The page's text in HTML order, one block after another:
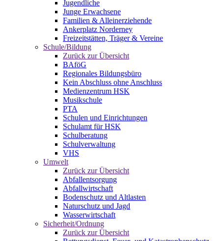
Jugendliche
Junge Erwachsene
Familien & Alleinerziehende
Ankerplatz Norderney
Freizeitstätten, Träger & Vereine
Schule/Bildung
Zurück zur Übersicht
BAföG
Regionales Bildungsbüro
Kein Abschluss ohne Anschluss
Medienzentrum HSK
Musikschule
PTA
Schulen und Einrichtungen
Schulamt für HSK
Schulberatung
Schulverwaltung
VHS
Umwelt
Zurück zur Übersicht
Abfallentsorgung
Abfallwirtschaft
Bodenschutz und Altlasten
Naturschutz und Jagd
Wasserwirtschaft
Sicherheit/Ordnung
Zurück zur Übersicht